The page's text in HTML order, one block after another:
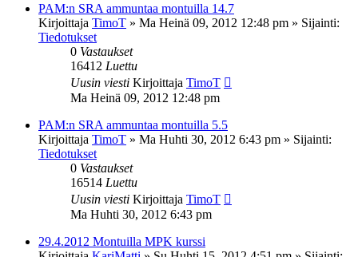
PAM:n SRA ammuntaa montuilla 14.7
Kirjoittaja TimoT » Ma Heinä 09, 2012 12:48 pm » Sijainti:
Tiedotukset
0 Vastaukset
16412 Luettu
Uusin viesti Kirjoittaja TimoT
Ma Heinä 09, 2012 12:48 pm
PAM:n SRA ammuntaa montuilla 5.5
Kirjoittaja TimoT » Ma Huhti 30, 2012 6:43 pm » Sijainti:
Tiedotukset
0 Vastaukset
16514 Luettu
Uusin viesti Kirjoittaja TimoT
Ma Huhti 30, 2012 6:43 pm
29.4.2012 Montuilla MPK kurssi